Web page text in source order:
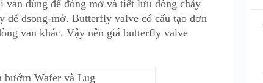
dùng để đóng mở và tiết lưu dòng chảy
để đsong-mở. Butterfly valve có cấu tạo đơn
van khác. Vậy nên giá butterfly valve